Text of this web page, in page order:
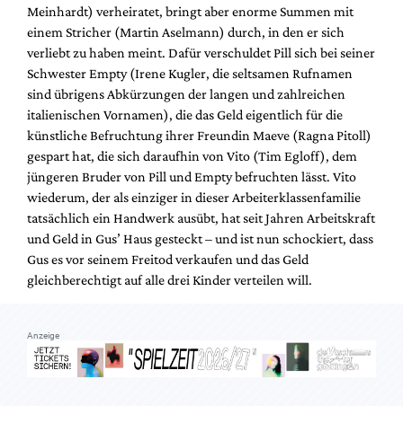
Meinhardt) verheiratet, bringt aber enorme Summen mit
einem Stricher (Martin Aselmann) durch, in den er sich
verliebt zu haben meint. Dafür verschuldet Pill sich bei seiner
Schwester Empty (Irene Kugler, die seltsamen Rufnamen
sind übrigens Abkürzungen der langen und zahlreichen
italienischen Vornamen), die das Geld eigentlich für die
künstliche Befruchtung ihrer Freundin Maeve (Ragna Pitoll)
gespart hat, die sich daraufhin von Vito (Tim Egloff), dem
jüngeren Bruder von Pill und Empty befruchten lässt. Vito
wiederum, der als einziger in dieser Arbeiterklassenfamilie
tatsächlich ein Handwerk ausübt, hat seit Jahren Arbeitskraft
und Geld in Gus’ Haus gesteckt – und ist nun schockiert, dass
Gus es vor seinem Freitod verkaufen und das Geld
gleichberechtigt auf alle drei Kinder verteilen will.
Anzeige